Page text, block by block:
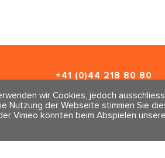
+41 (0)44 218 80 80
info@polarity.se
wir Cookies, jedoch
Nutzung der Webseite stimmen Sie
Vimeo könnten beim Abspielen